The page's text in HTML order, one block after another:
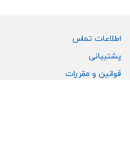
اطلاعات تماس
پشتیبانی
قوانین و مقررات